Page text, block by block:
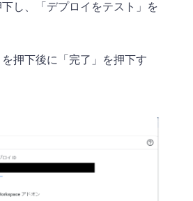
下し、「デプロイをテスト」を
を押下後に「完了」を押下す